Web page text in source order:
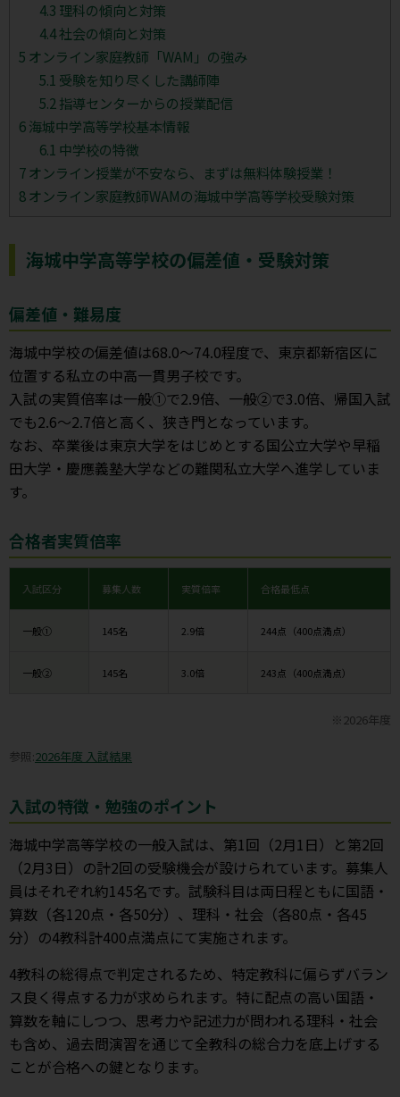
4.3 理科の傾向と対策
4.4社会の傾向と対策
5 オンライン家庭教師「WAM」の強み
5.1 受験を知り尽くした講師陣
5.2 指導センターからの授業配信
6海城中学高等学校基本情報
6.1 中学校の特徴
7オンライン授業が不安なら、まずは無料体験授業！
8オンライン家庭教師WAMの海城中学高等学校受験対策
海城中学高等学校の偏差値・受験対策
偏差値・難易度
海城中学校の偏差値は68.0〜74.0程度で、東京都新宿区に
位置する私立の中高一貫男子校です。
入試の実質倍率は一般①で2.9倍、一般②で3.0倍、帰国入試
でも2.6〜2.7倍と高く、狭き門となっています。
なお、卒業後は東京大学をはじめとする国公立大学や早稲
田大学・慶應義塾大学などの難関私立大学へ進学していま
す。
合格者実質倍率
入試区分 募集人数 実質倍率 合格最低点
一般① 145名 2.9倍 244点（400点満点）
一般② 145名 3.0倍 243点（400点満点）
※2026年度
参照:2026年度 入試結果
入試の特徴・勉強のポイント
海城中学高等学校の一般入試は、第1回（2月1日）と第2回
（2月3日）の計2回の受験機会が設けられています。募集人
員はそれぞれ約145名です。試験科目は両日程ともに国語・
算数（各120点・各50分）、理科・社会（各80点・各45
分）の4教科計400点満点にて実施されます。
4教科の総得点で判定されるため、特定教科に偏らずバラン
ス良く得点する力が求められます。特に配点の高い国語・
算数を軸にしつつ、思考力や記述力が問われる理科・社会
も含め、過去問演習を通じて全教科の総合力を底上げする
ことが合格への鍵となります。